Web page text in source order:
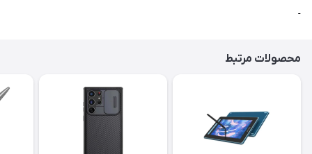
-
محصولات مرتبط